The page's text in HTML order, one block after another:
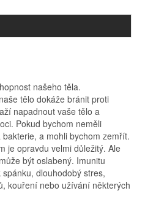
našeho těla.
tělo dokáže bránit proti
napadnout vaše tělo a
Pokud bychom neměli
a mohli bychom zemřít.
je opravdu velmi důležitý. Ale
být oslabený. Imunitu
dlouhodobý stres,
kouření nebo užívání některých